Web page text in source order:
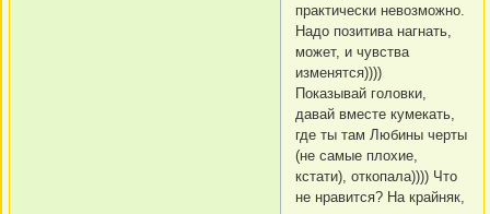
практически невозможно.
Надо позитива нагнать,
может, и чувства
изменятся))))
Показывай головки,
давай вместе кумекать,
где ты там Любины черты
(не самые плохие,
кстати), откопала)))) Что
не нравится? На крайняк,